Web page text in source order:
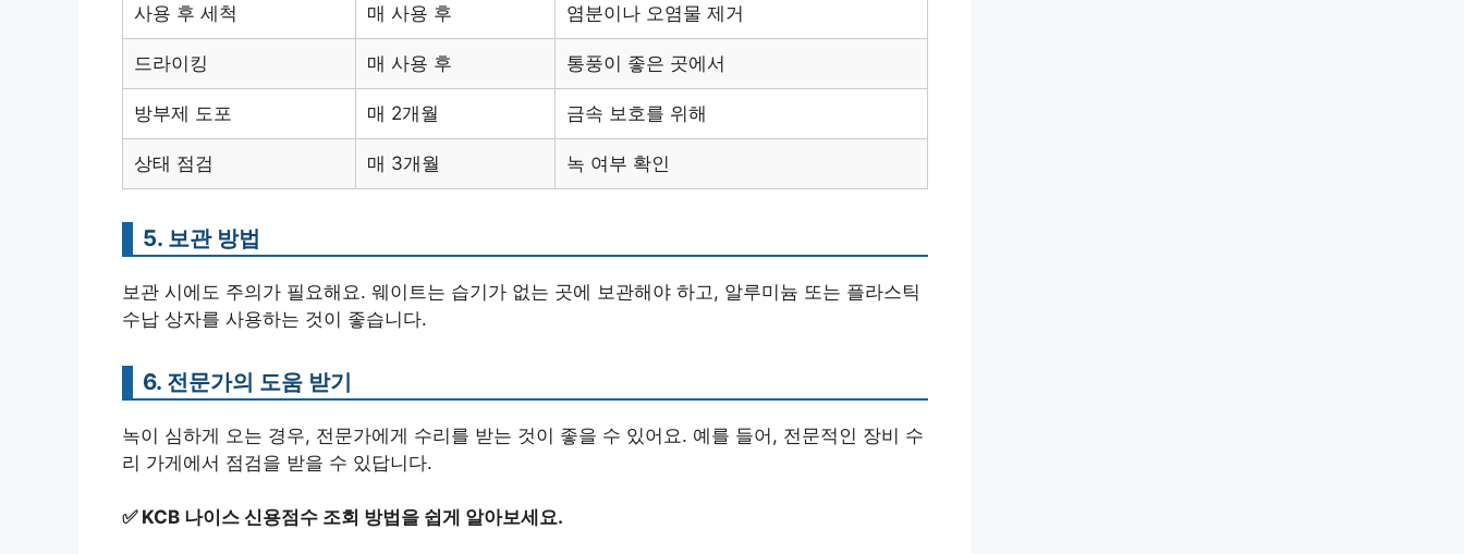
사용 후 세척 매 사용 후 염분이나 오염물 제거
드라이킹 매 사용 후 통풍이 좋은 곳에서
방부제 도포 매 2개월 금속 보호를 위해
상태 점검 매 3개월 녹 여부 확인
5. 보관 방법
보관 시에도 주의가 필요해요. 웨이트는 습기가 없는 곳에 보관해야 하고, 알루미늄 또는 플라스틱
수납 상자를 사용하는 것이 좋습니다.
6. 전문가의 도움 받기
녹이 심하게 오는 경우, 전문가에게 수리를 받는 것이 좋을 수 있어요. 예를 들어, 전문적인 장비 수
리 가게에서 점검을 받을 수 있답니다.
✅ KCB 나이스 신용점수 조회 방법을 쉽게 알아보세요.